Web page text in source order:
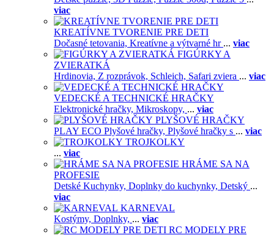
viac
KREATÍVNE TVORENIE PRE DETI
Dočasné tetovania, Kreatívne a výtvarné hr ... viac
FIGÚRKY A
ZVIERATKÁ
Hrdinovia, Z rozprávok, Schleich, Safari zviera ... viac
VEDECKÉ A TECHNICKÉ HRAČKY
Elektronické hračky, Mikroskopy, ... viac
PLYŠOVÉ HRAČKY
PLAY ECO Plyšové hračky, Plyšové hračky s ... viac
TROJKOLKY
... viac
HRÁME SA NA
PROFESIE
Detské Kuchynky, Doplnky do kuchynky, Detský ...
viac
KARNEVAL
Kostýmy, Doplnky, ... viac
RC MODELY PRE